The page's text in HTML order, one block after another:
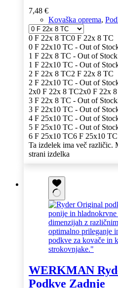
7,48 €
Kovaška oprema,
0 F 22x 8 TC0 F 22x 8 TC
0 F 22x10 TC - Out of
1 F 22x 8 TC - Out of Stock
1 F 22x10 TC - Out of
2 F 22x 8 TC2 F 22x 8 TC
2 F 22x10 TC - Out of
2x0 F 22x 8 TC2x0 F 22x
3 F 22x 8 TC - Out of Stock
3 F 22x10 TC - Out of
4 F 25x10 TC - Out of
5 F 25x10 TC - Out of
6 F 25x10 TC6 F 25x10 TC
Ta izdelek ima več različic.
strani izdelka
WERKMAN
Podkve Zadnje